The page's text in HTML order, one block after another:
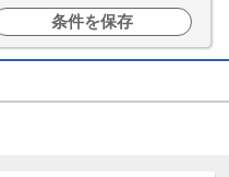
条件を保存